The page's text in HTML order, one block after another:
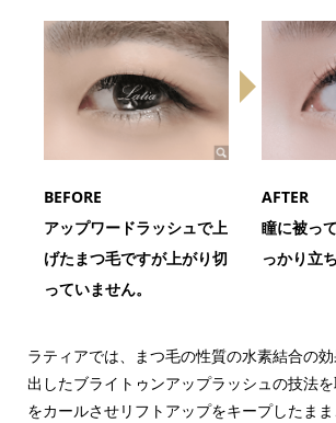
BEFORE
アップワードラッシュで上
げたまつ毛ですが上がり切
っていません。
AFTER
瞳に被っ
っかり立
ラティアでは、まつ毛の性質の水素結合の
出したブライトゥンアップラッシュの技法
をカールさせリフトアップをキープしたま